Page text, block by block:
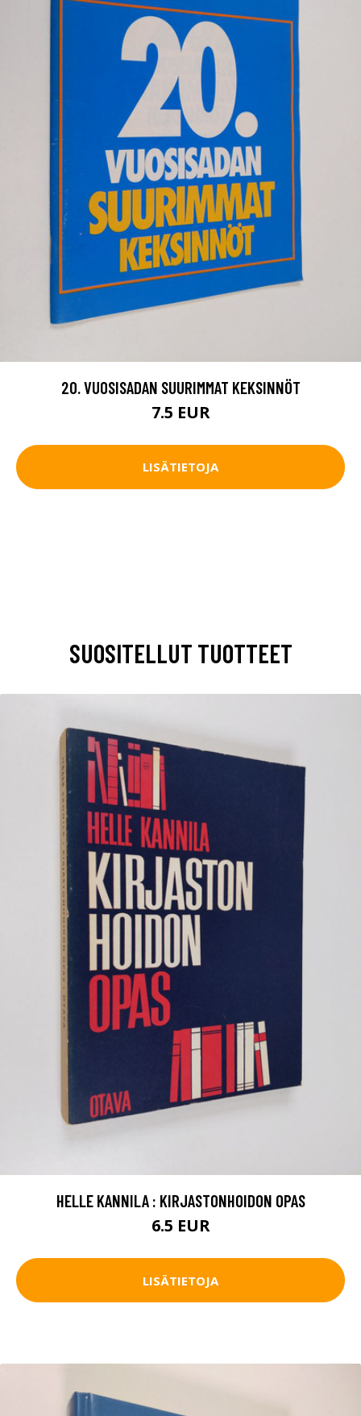
20. VUOSISADAN SUURIMMAT KEKSINNÖT
7.5 EUR
LISÄTIETOJA
SUOSITELLUT TUOTTEET
HELLE KANNILA : KIRJASTONHOIDON OPAS
6.5 EUR
LISÄTIETOJA